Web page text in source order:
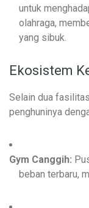
untuk
olahraga,
yang sibuk.
Ekosistem
Selain dua
penghuninya
Gym Canggih:
beban terbaru,